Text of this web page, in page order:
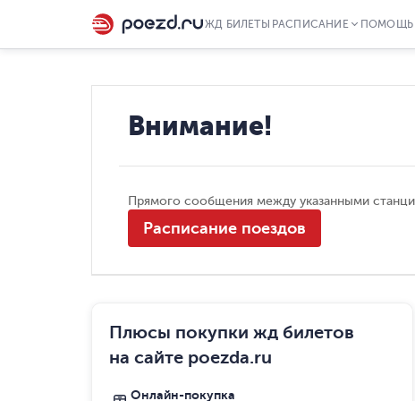
ЖД БИЛЕТЫ РАСПИСАНИЕ ПОМОЩЬ
Внимание!
Прямого сообщения между указанными
Расписание поездов
Плюсы покупки жд билетов
на сайте poezda.ru
Онлайн-покупка